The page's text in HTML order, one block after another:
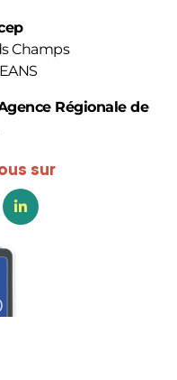
Champs
Régionale de
sur